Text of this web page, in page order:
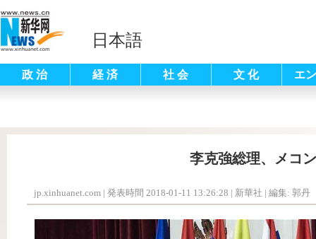
日本語
政 治 経 済 社 会 文 化 エ
李克強総理、メコ
jp.xinhuanet.com | 発表時間 2018-01-11 13:26:28 | 新華社 | 編集: 郭丹